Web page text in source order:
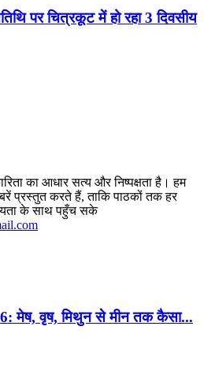
पर चित्रकूट में हो रहा 3 दिवसीय
का आधार सत्य और निष्पक्षता है। हम
प्रस्तुत करते हैं, ताकि पाठकों तक हर
के साथ पहुँच सके
मेष, वृष, मिथुन से मीन तक कैसा...